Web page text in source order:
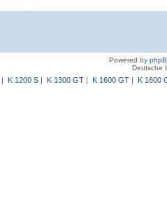
Powered by
Deutsche
K 1200 S| K 1300 GT| K 1600 GT| K 1600